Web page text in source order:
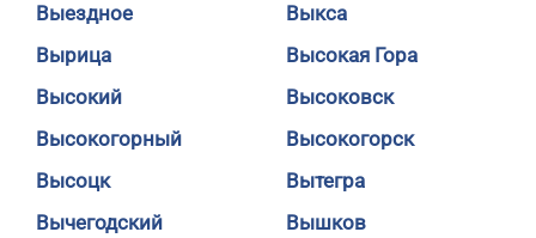
Выездное
Выкса
Вырица
Высокая Гора
Высокий
Высоковск
Высокогорный
Высокогорск
Высоцк
Вытегра
Вычегодский
Вышков